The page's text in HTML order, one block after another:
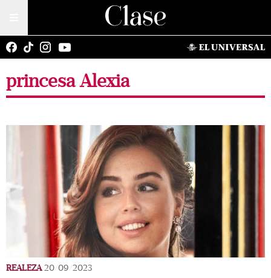
princesa Alexia
REALEZA 20/09/2023